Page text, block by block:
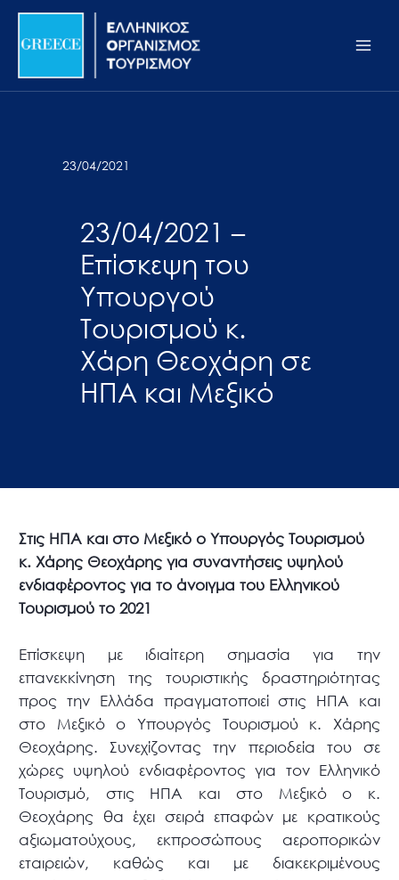
Σημείωση:
ιστότοπος
προσβασιμότητας.
Μετάβαση
περιεχόμενο
23/04/2021
23/04/2021 –
Επίσκεψη του
Υπουργού
Τουρισμού κ.
Χάρη Θεοχάρη σε
ΗΠΑ και Μεξικό
Στις ΗΠΑ και στο Μεξικό ο Υπουργός Τουρισμού
κ. Χάρης Θεοχάρης για συναντήσεις υψηλού
ενδιαφέροντος για το άνοιγμα του Ελληνικού
Τουρισμού το 2021
Επίσκεψη με ιδιαίτερη σημασία για την
επανεκκίνηση της τουριστικής δραστηριότητας
προς την Ελλάδα πραγματοποιεί στις ΗΠΑ και
στο Μεξικό ο Υπουργός Τουρισμού κ. Χάρης
Θεοχάρης. Συνεχίζοντας την περιοδεία του σε
χώρες υψηλού ενδιαφέροντος για τον Ελληνικό
Τουρισμό, στις ΗΠΑ και στο Μεξικό ο κ.
Θεοχάρης θα έχει σειρά επαφών με κρατικούς
αξιωματούχους, εκπροσώπους αεροπορικών
εταιρειών, καθώς και με διακεκριμένους